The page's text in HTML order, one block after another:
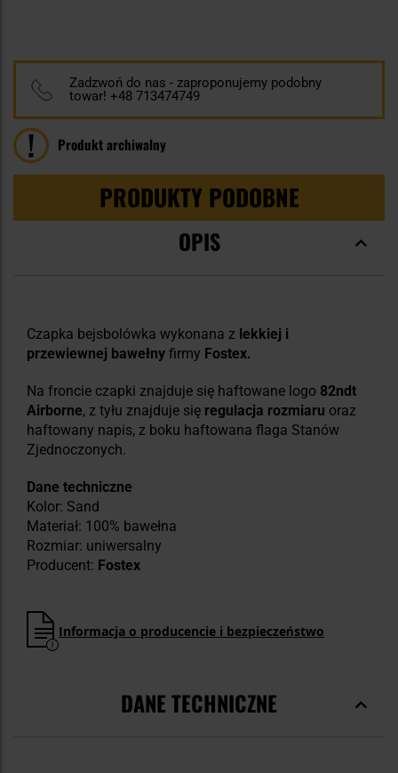
Zadzwoń do nas - zaproponujemy podobny
towar! +48 713474749
Produkt archiwalny
PRODUKTY PODOBNE
OPIS
Czapka bejsbolówka wykonana z lekkiej i
przewiewnej bawełny firmy Fostex.
Na froncie czapki znajduje się haftowane logo 82ndt
Airborne, z tyłu znajduje się regulacja rozmiaru oraz
haftowany napis, z boku haftowana flaga Stanów
Zjednoczonych.
Dane techniczne
Kolor: Sand
Materiał: 100% bawełna
Rozmiar: uniwersalny
Producent: Fostex
Informacja o producencie i bezpieczeństwo
DANE TECHNICZNE